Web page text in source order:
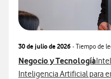
30 de julio de 2026 - Tiempo de
Ver más articulos
Negocio y TecnologíaVer
Ver más artículos con
Inteligencia Artificial para